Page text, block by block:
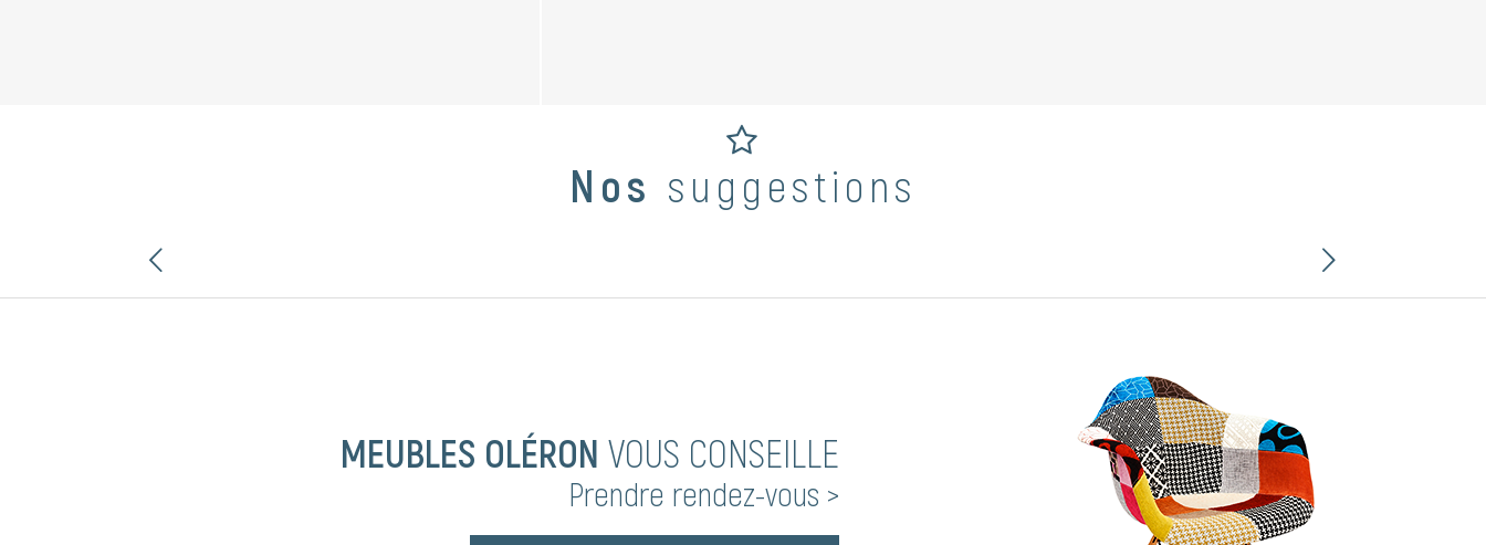
Nos suggestions
MEUBLES OLÉRON VOUS CONSEILLE
Prendre rendez-vous >